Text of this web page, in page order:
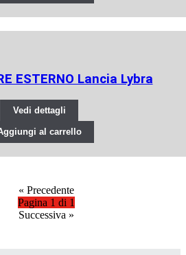
ESTERNO Lancia Lybra
Vedi dettagli
al carrello
« Precedente
Pagina 1 di 1
Successiva »